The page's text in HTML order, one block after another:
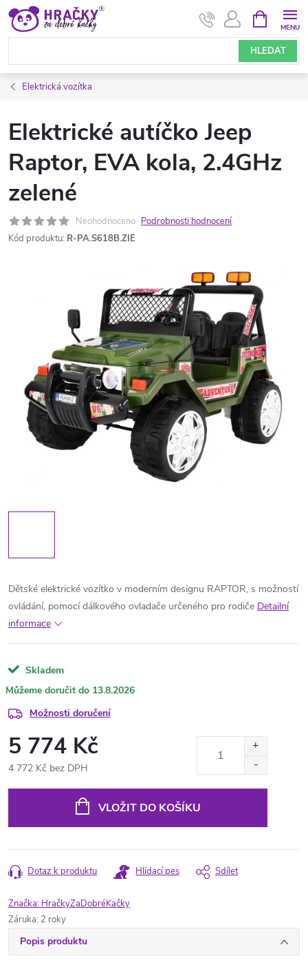
Přejít
obsah
HLEDAT
NÁKUPNÍ
KOŠÍK
Elektrická vozítka
Elektrické autíčko Jeep
Raptor, EVA kola, 2.4GHz
zelené
Neohodnoceno Podrobnosti hodnocení
Kód produktu: R-PA.S618B.ZIE
Dětské elektrické vozítko v moderním designu RAPTOR, s možností
ovládání, pomocí dálkového ovladače určeného pro rodiče Detailní
informace
Skladem
13.8.2026
Možnosti doručení
5 774 Kč
4 772 Kč bez DPH
VLOŽIT DO KOŠÍKU
Dotaz k produktu Hlídací pes Sdílet
Značka: HračkyZaDobréKačky
Záruka: 2 roky
Popis produktu